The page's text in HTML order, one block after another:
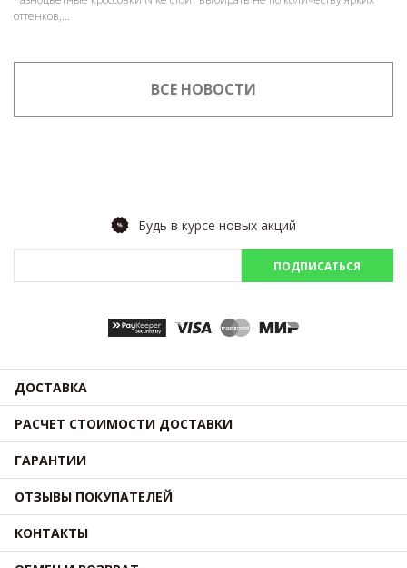
оттенков,...
ВСЕ НОВОСТИ
Будь в курсе новых акций
ПОДПИСАТЬСЯ
ДОСТАВКА
РАСЧЕТ СТОИМОСТИ ДОСТАВКИ
ГАРАНТИИ
ОТЗЫВЫ ПОКУПАТЕЛЕЙ
КОНТАКТЫ